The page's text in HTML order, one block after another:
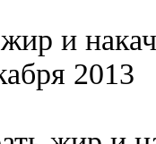
и
2013